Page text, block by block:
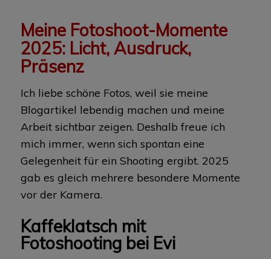
Meine Fotoshoot-Momente
2025: Licht, Ausdruck,
Präsenz
Ich liebe schöne Fotos, weil sie meine
Blogartikel lebendig machen und meine
Arbeit sichtbar zeigen. Deshalb freue ich
mich immer, wenn sich spontan eine
Gelegenheit für ein Shooting ergibt. 2025
gab es gleich mehrere besondere Momente
vor der Kamera.
Kaffeklatsch mit
Fotoshooting bei Evi